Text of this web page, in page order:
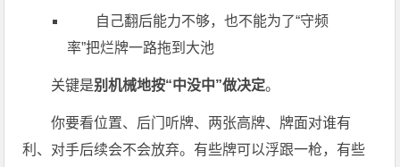
自己翻后能力不够，也不能为了“守频
率”把烂牌一路拖到大池
关键是别机械地按“中没中”做决定。
你要看位置、后门听牌、两张高牌、牌面对谁有
利、对手后续会不会放弃。有些牌可以浮跟一枪，有些